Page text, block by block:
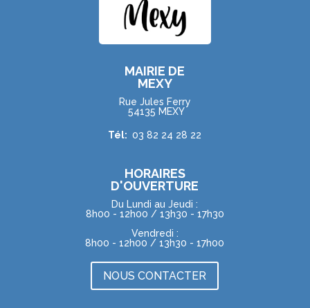
MAIRIE DE
MEXY
Rue Jules Ferry
54135 MEXY
Tél: 03 82 24 28 22
HORAIRES
D'OUVERTURE
Du Lundi au Jeudi :
8h00 - 12h00 / 13h30 - 17h30
Vendredi :
8h00 - 12h00 / 13h30 - 17h00
NOUS CONTACTER